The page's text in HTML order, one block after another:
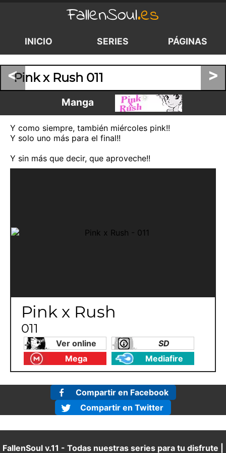
FallenSoul.es
INICIO SERIES PÁGINAS
< >
Pink x Rush 011
Manga
Y como siempre, también miércoles pink!!
Y solo uno más para el final!!
Y sin más que decir, que aproveche!!
Pink x Rush
011
Ver online
SD
Mega
Mediafire
Compartir en Facebook
Compartir en Twitter
FallenSoul v.11 - Todas nuestras series para tu disfrute |